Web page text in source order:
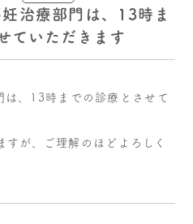
治療部門は、13時ま
ていただきます
、13時までの診療とさせて
が、ご理解のほどよろしく